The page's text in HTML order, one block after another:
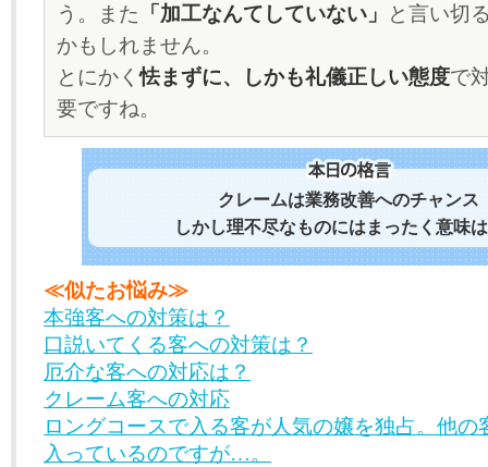
う。また 「加工なんてしていない」
と言い切
かもしれません。
とにかく怯まずに、しかも礼儀正しい態度で
要ですね。
クレームは業務改善へのチャンス
しかし理不尽なものにはまったく意味
≪似たお悩み≫
本強客への対策は？
口説いてくる客への対策は？
厄介な客への対応は？
クレーム客への対応
ロングコースで入る客が人気の嬢を独占。他の
入っているのですが…。